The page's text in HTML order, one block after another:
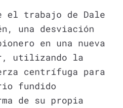
el trabajo de Dale
una desviación
en una nueva
utilizando la
centrífuga para
fundido
de su propia